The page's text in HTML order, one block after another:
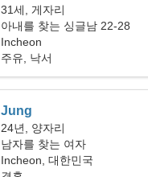
31세, 게자리
아내를 찾는 싱글남 22-28
Incheon
주유, 낙서
Jung
24년, 양자리
남자를 찾는 여자
Incheon, 대한민국